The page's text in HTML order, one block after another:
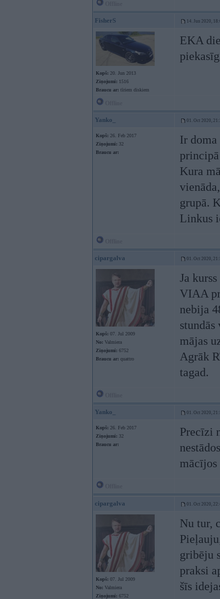
FisherS 14. Jun 2020,
Kopš: 20. Jun 2013
Ziņojumi: 1516
Braucu ar: tīriem diskiem
EKA
Yanko_ 01. Oct 2020,
Kopš: 26. Feb 2017
Ziņojumi: 32
Braucu ar:
Ir
Kura
grupā.
Linkus
cipargalva 01. Oct 2020,
Kopš: 07. Jul 2009
No: Valmiera
Ziņojumi: 6752
Braucu ar: quattro
Ja
VIAA
nebija
mājas
Agrāk
tagad.
Yanko_ 01. Oct 2020,
Kopš: 26. Feb 2017
Ziņojumi: 32
Braucu ar:
Precīzi
mācījos
cipargalva 01. Oct 2020,
Kopš: 07. Jul 2009
No: Valmiera
Ziņojumi: 6752
Nu tur,
gribēju
praksi
šīs